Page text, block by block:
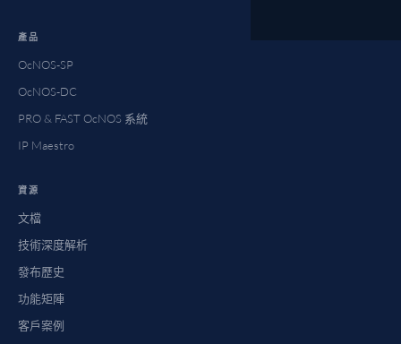
產品
OcNOS-SP
OcNOS-DC
PRO & FAST OcNOS 系統
IP Maestro
資源
文檔
技術深度解析
發布歷史
功能矩陣
客戶案例